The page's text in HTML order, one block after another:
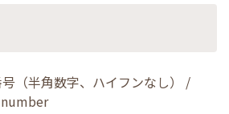
（半角数字、ハイフンなし） /